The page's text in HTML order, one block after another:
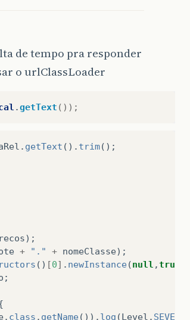
de tempo pra responder
o urlClassLoader
.getText ());
. getText (). trim();
);
+ "." + nomeClasse);
() [0] . newInstance(null ,true
;
. class . getName()). log (Level . SEVERE